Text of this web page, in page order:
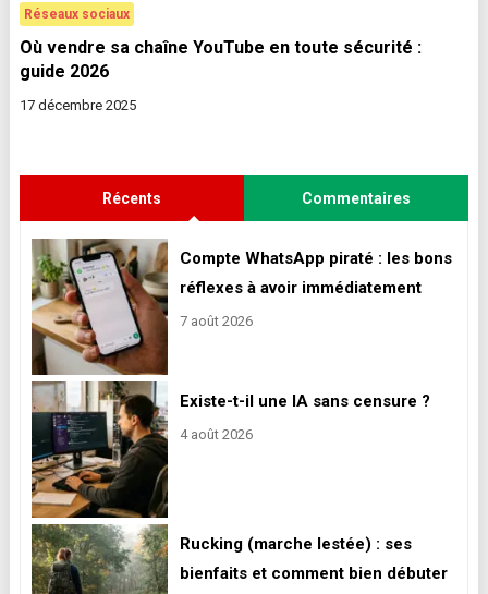
Réseaux sociaux
Où vendre sa chaîne YouTube en toute sécurité :
guide 2026
17 décembre 2025
Récents Commentaires
Compte WhatsApp piraté : les bons
réflexes à avoir immédiatement
7 août 2026
Existe-t-il une IA sans censure ?
4 août 2026
Rucking (marche lestée) : ses
bienfaits et comment bien débuter